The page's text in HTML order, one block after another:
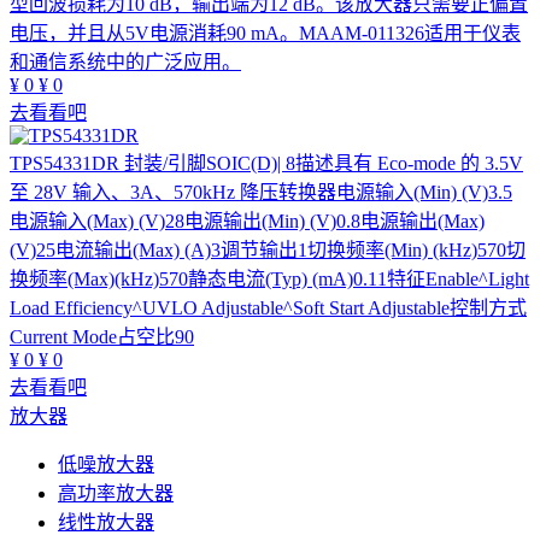
型回波损耗为10 dB，输出端为12 dB。该放大器只需要正偏置
电压，并且从5V电源消耗90 mA。MAAM-011326适用于仪表
和通信系统中的广泛应用。
¥ 0 ¥ 0
去看看吧
TPS54331DR 封装/引脚SOIC(D)| 8描述具有 Eco-mode 的 3.5V
至 28V 输入、3A、570kHz 降压转换器电源输入(Min) (V)3.5
电源输入(Max) (V)28电源输出(Min) (V)0.8电源输出(Max)
(V)25电流输出(Max) (A)3调节输出1切换频率(Min) (kHz)570切
换频率(Max)(kHz)570静态电流(Typ) (mA)0.11特征Enable^Light
Load Efficiency^UVLO Adjustable^Soft Start Adjustable控制方式
Current Mode占空比90
¥ 0 ¥ 0
去看看吧
放大器
低噪放大器
高功率放大器
线性放大器